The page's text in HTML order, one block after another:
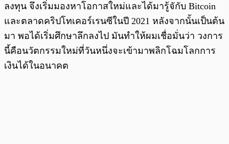
ลงทุน จึงเริ่มมองหาโอกาสใหม่และได้มารู้จักับ Bitcoin
และตลาดคริปโทเคอร์เรนซีในปี 2021 หลังจากนั้นเป็นต้น
มา พอได้เริ่มศึกษาลึกลงไป มันทำให้ผมเชื่อมั่นว่า วงการ
นี้คือนวัตกรรมใหม่ที่วันหนึ่งจะเข้ามาพลิกโฉมโลกการ
เงินได้ในอนาคต